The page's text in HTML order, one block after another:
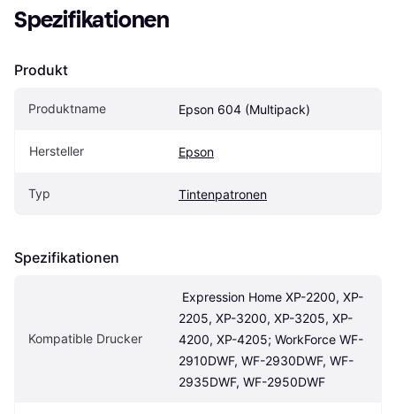
Spezifikationen
Produkt
Produktname Epson 604 (Multipack)
Hersteller Epson
Typ Tintenpatronen
Spezifikationen
Kompatible Drucker
2205, XP-3200, XP-3205, XP-
4200, XP-4205; WorkForce WF-
2910DWF, WF-2930DWF, WF-
2935DWF, WF-2950DWF